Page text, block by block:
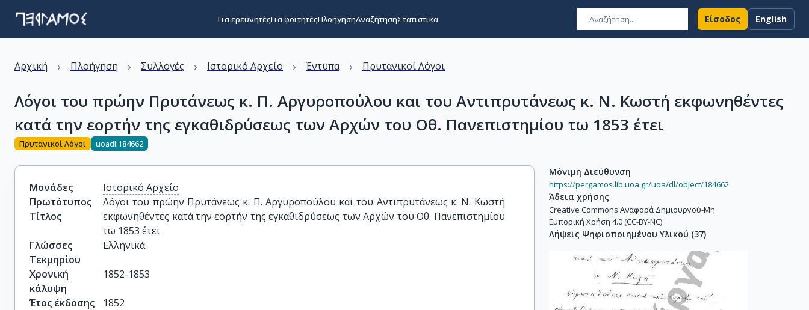
Για ερευνητέςΓια φοιτητέςΠλοήγησηΑναζήτησηΣτατιστικά Είσοδος English
Αρχική › Πλοήγηση › Συλλογές › Ιστορικό Αρχείο › Έντυπα › Πρυτανικοί Λόγοι
Λόγοι του πρώην Πρυτάνεως κ. Π. Αργυροπούλου και του Αντιπρυτάνεως κ. Ν. Κωστή εκφωνηθέντες
κατά την εορτήν της εγκαθιδρύσεως των Αρχών του Οθ. Πανεπιστημίου τω 1853 έτει
Πρυτανικοί Λόγοι uoadl:184662
Μονάδες
Ιστορικό Αρχείο
Πρωτότυπος
Τίτλος
Λόγοι του πρώην Πρυτάνεως κ. Π. Αργυροπούλου και του Αντιπρυτάνεως κ. Ν. Κωστή
εκφωνηθέντες κατά την εορτήν της εγκαθιδρύσεως των Αρχών του Οθ. Πανεπιστημίου
τω 1853 έτει
Γλώσσες
Τεκμηρίου
Ελληνικά
Χρονική
κάλυψη
1852-1853
Έτος έκδοσης
1852
Μόνιμη Διεύθυνση
https://pergamos.lib.uoa.gr/uoa/dl/object/184662
Άδεια χρήσης
Creative Commons Αναφορά Δημιουργού-Μη
Εμπορική Χρήση 4.0 (CC-BY-NC)
Λήψεις Ψηφιοποιημένου Υλικού (37)